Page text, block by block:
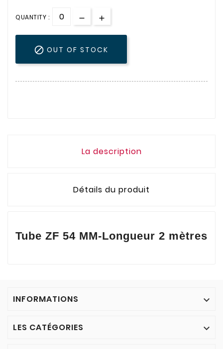
QUANTITY :
 OUT OF STOCK
La description
Détails du produit
Tube ZF 54 MM-Longueur 2 mètres
INFORMATIONS 
LES CATÉGORIES 